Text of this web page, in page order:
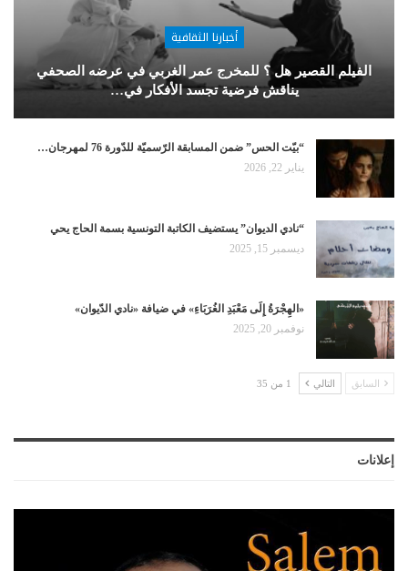
أخبارنا الثقافية
الفيلم القصير هل ؟ للمخرج عمر الغربي في عرضه الصحفي
يناقش فرضية تجسد الأفكار في…
“بيّت الحس” ضمن المسابقة الرّسميّة للدّورة 76 لمهرجان…
يناير 22, 2026
“نادي الديوان” يستضيف الكاتبة التونسية بسمة الحاج يحي
ديسمبر 15, 2025
«الهِجْرَةُ إِلَى مَعْبَدِ الغُرَبَاءِ» في ضيافة «نادي الدّيوان»
نوفمبر 20, 2025
السابق التالي 1 من 35
إعلانات